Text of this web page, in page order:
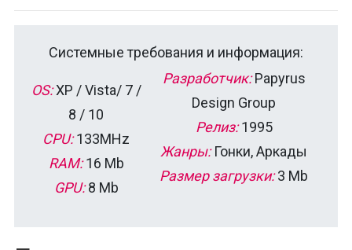
Системные требования и информация:
OS:XP / Vista/ 7 /
8 / 10
CPU:133MHz
RAM:16 Mb
GPU:8 Mb
Разработчик:Papyrus
Design Group
Релиз:1995
Жанры:Гонки, Аркады
Размер загрузки:3 Mb